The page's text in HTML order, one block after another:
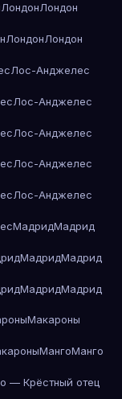
ЛондонЛондон
ЛондонЛондон
Лос-Анджелес
Лос-Анджелес
Лос-Анджелес
Лос-Анджелес
Лос-Анджелес
МадридМадрид
МадридМадрид
МадридМадрид
Макароны
МангоМанго
— Крёстный отец